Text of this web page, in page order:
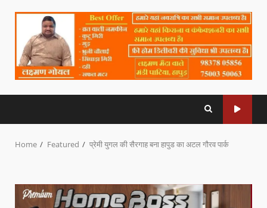
Home Featured प्रेमी युगल की सैरगाह बना हापुड का अटल गौरव पार्क